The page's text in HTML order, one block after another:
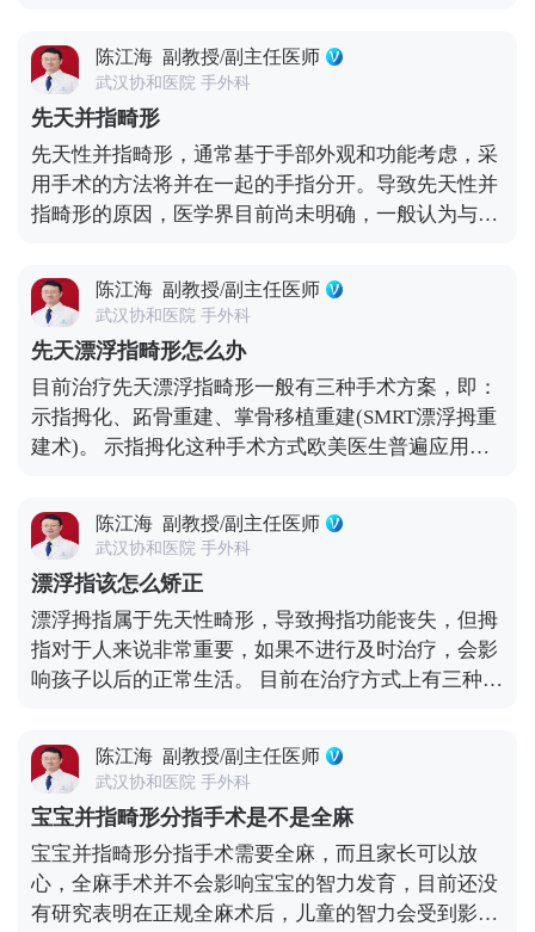
相连的并指：该种类型的并指发生后，通常进行皮瓣
移植术治疗，该手术也是做三角形切口，在分指时通
常将末节指骨分开，用末节皮下组织瓣覆盖裸露的指
骨创面，然后在皮下组织瓣缺损处用厚度适中的皮片
移植覆盖。 先天性并指畸形通过规范的手术治疗一般
都可以治愈，但需要长时间手指功能训练才能够恢复
正常，且不会影响患者的自然寿命。但需要注意的
院复诊，以便观察疾病的恢复情况。 先天性并指畸形
的治疗方法如上所述，患者可根据具体情况选择合适
的治疗方式。先天性并指畸形在治疗期间要做好饮食
保健，患者要忌吃辛辣食品，因为辛辣食品容易导致
皮肤出汗，会影响创口愈合；与此同时，患者要多吃
富含维生素、蛋白质的食物，比如果蔬、肉类、鸡
蛋，可以加速机体的康复。
的规划，进行x线、CT、核磁的检查，以判断其内骨
器、神经、血管、肌腱的分布情况，通常在表皮进行
z字延长，缺损的皮肤进行植皮准备，将骨船从中间
一分为二，并且将附着的肌肉、肌腱进行对称分布，
同时将软组织包裹骨胳，使缺皮的区域能够通过植皮
处理完成手术。
陈江海 副教授/副主任医师
武汉协和医院 手外科
先天并指畸形
先天性并指畸形，通常基于手部外观和功能考虑，采
用手术的方法将并在一起的手指分开。导致先天性并
指畸形的原因，医学界目前尚未明确，一般认为与遗
以及怀孕期间，母体因营养不良或病毒感染等情况造
成母体身体健康状况不佳有关。 如果患儿身体健康的
话，一般建议在其6个月大左右的时候进行手术。由
于并指在分指的过程中，大多数情况都会出现皮肤缺
损的情况。为了解决这个问题，目前主要有两种方式
可以对分指后的创面进行覆盖，即：植皮和人工真皮
诱导技术。 1、植皮：植皮的供区一般会选择在患者
合适。但它有一定的坏死的几率，还会在供区，也就
是肚子上新增创伤、疤痕，很影响美观。 2、人工真
皮诱导技术：人工真皮诱导技术是直接在创面处贴上
人工真皮材料，不会再从患者身体其他部位动刀取
皮，不存在新增创伤、疤痕影响美观的问题。适用于
各种类型的先天性并指畸形分指手术中。 总之，具体
选择哪一种手术方式，患者可以根据自己的需求和医
陈江海 副教授/副主任医师
武汉协和医院 手外科
先天漂浮指畸形怎么办
目前治疗先天漂浮指畸形一般有三种手术方案，即：
示指拇化、跖骨重建、掌骨移植重建(SMRT漂浮拇重
建术)。 示指拇化这种手术方式欧美医生普遍应用的
术相对来说比较简单，孩子恢复得也快，但是术后孩
子就只有四根手指，我们很多家长和孩子都接受不
了。 跖骨重建是传统的漂浮拇治疗手术方式，以前我
们采用的比较多，虽然也能保五指，但对孩子和家长
来说都很麻烦，取跖骨后孩子的脚需要用石膏固定，
至少三个月脚都不能着地，并且移植骨存在一定的吸
收、坏死几率，术后护理也比较繁琐。 手术时我们会
全能保留住孩子的拇指，避免了从孩子脚部取跖骨，
也无需打石膏固定，孩子的脚部不会受到影响，同时
骨吸收和坏死的几率也会大大降低，更重要的是，孩
子在6个月到1岁之间就可以接受手术，能够帮助孩子
更早的建立拇指功能。
陈江海 副教授/副主任医师
武汉协和医院 手外科
漂浮指该怎么矫正
漂浮拇指属于先天性畸形，导致拇指功能丧失，但拇
指对于人来说非常重要，如果不进行及时治疗，会影
响孩子以后的正常生活。 目前在治疗方式上有三种方
指拇化，做完之后就只剩下4根手指，但是不影响正
常功能。 第二个方法是半跖骨重建，把宝宝脚上第三
或第四跖骨的一半(纵行)移植到患手重建第一掌骨和
第一腕掌关节，这个方法能够保住孩子的五根手指
头，但是也有副作用，比如术后三个月不能负重，移
植骨吸收坏死率比较高。 第三个就是最新的方法，半
掌骨移植重建术，从孩子的第二掌骨取一部分骨重建
陈江海 副教授/副主任医师
武汉协和医院 手外科
宝宝并指畸形分指手术是不是全麻
宝宝并指畸形分指手术需要全麻，而且家长可以放
心，全麻手术并不会影响宝宝的智力发育，目前还没
有研究表明在正规全麻术后，儿童的智力会受到影